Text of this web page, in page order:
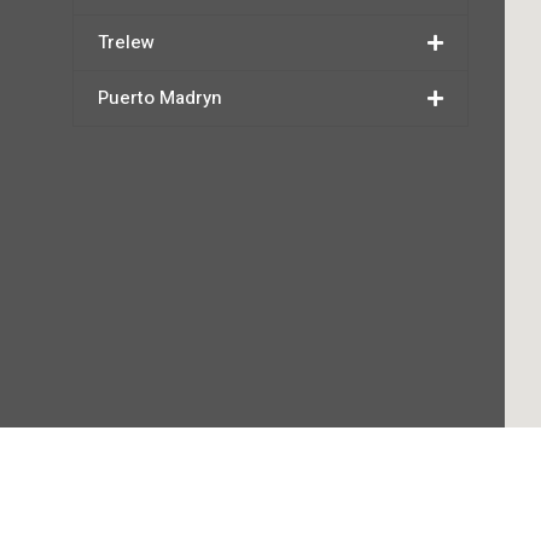
Trelew
Puerto Madryn